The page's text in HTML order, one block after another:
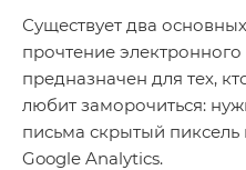
Существует два
прочтение
предназначен для тех,
любит заморочиться:
письма скрытый пиксель
Google Analytics.